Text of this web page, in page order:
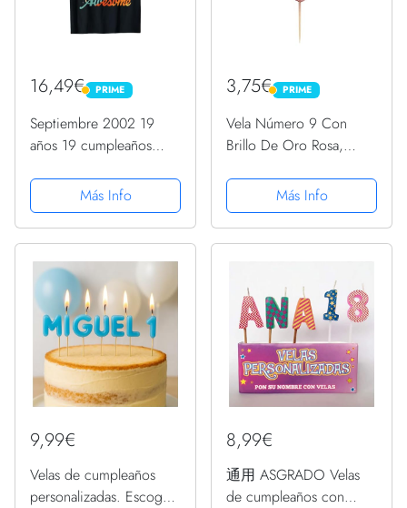
16,49€ PRIME
PRIME
Septiembre 2002 19
años 19 cumpleaños
CamisetaMás Info
3,75€ PRIME
PRIME
Vela Número 9 Con
Brillo De Oro Rosa,
niños, adultos, noveno,
90 cumpleaños,
aniversario, hito
Más Info
9,99€
Velas de cumpleaños
personalizadas. Escoge
8,99€
通用 ASGRADO Velas
de cumpleaños con